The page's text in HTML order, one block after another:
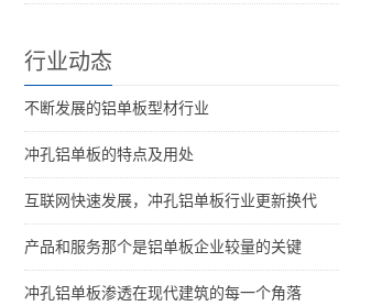
行业动态
不断发展的铝单板型材行业
冲孔铝单板的特点及用处
互联网快速发展，冲孔铝单板行业更新换代
产品和服务那个是铝单板企业较量的关键
冲孔铝单板渗透在现代建筑的每一个角落